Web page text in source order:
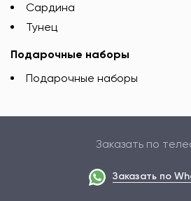
Сардина
Тунец
Подарочные наборы
Подарочные наборы
Заказать по
Заказать по